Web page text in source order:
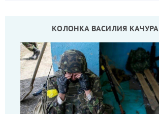
КОЛОНКА ВАСИЛИЯ КАЧУРА